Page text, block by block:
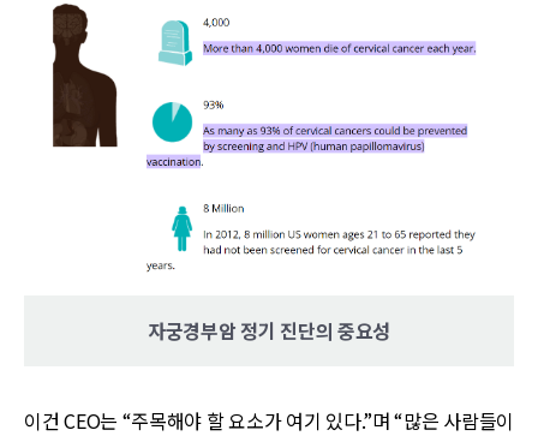
자궁경부암 정기 진단의 중요성
이건 CEO는 “주목해야 할 요소가 여기 있다.”며 “많은 사람들이